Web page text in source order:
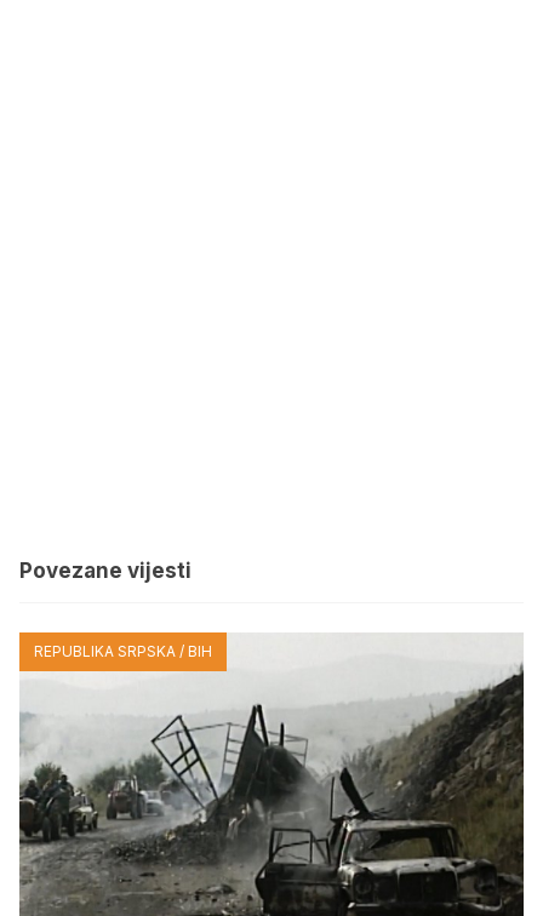
Povezane vijesti
REPUBLIKA SRPSKA / BIH